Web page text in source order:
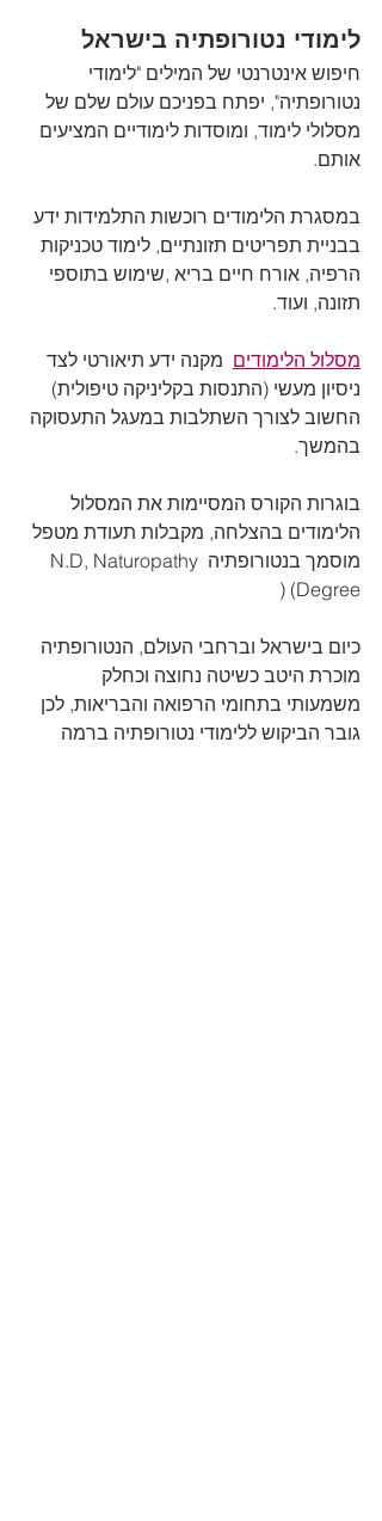
לימודי נטורופתיה בישראל
חיפוש אינטרנטי של המילים "לימודי
נטורופתיה", יפתח בפניכם עולם שלם של
מסלולי לימוד, ומוסדות לימודיים המציעים
אותם.
במסגרת הלימודים רוכשות התלמידות ידע
בבניית תפריטים תזונתיים, לימוד טכניקות
הרפיה, אורח חיים בריא ,שימוש בתוספי
תזונה, ועוד.
מסלול הלימודים
  מקנה ידע תיאורטי לצד
ניסיון מעשי (התנסות בקליניקה טיפולית)
החשוב לצורך השתלבות במעגל התעסוקה
בהמשך.
בוגרות הקורס המסיימות את המסלול
הלימודים בהצלחה, מקבלות תעודת מטפל
מוסמך בנטורופתיה N.D, Naturopathy
Degree) (
כיום בישראל וברחבי העולם, הנטורופתיה
מוכרת היטב כשיטה נחוצה וכחלק
משמעותי בתחומי הרפואה והבריאות, לכן
גובר הביקוש ללימודי נטורופתיה ברמה